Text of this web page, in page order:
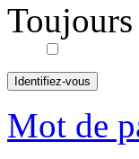
Toujours
Mot de